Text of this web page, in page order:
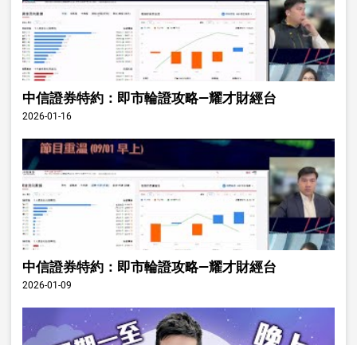
中信證券特約：即市輪證攻略—耀才財經台
2026-01-16
中信證券特約：即市輪證攻略—耀才財經台
2026-01-09